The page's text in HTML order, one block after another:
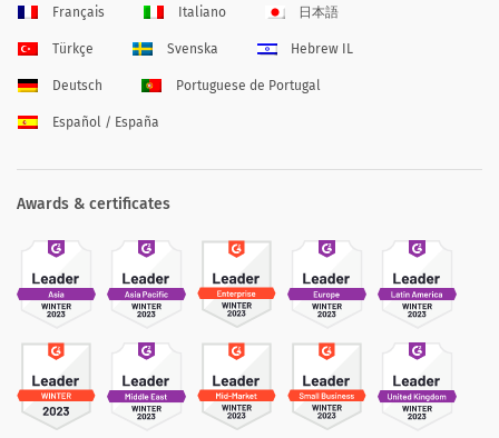
Français Italiano 日本語
Türkçe Svenska Hebrew IL
Deutsch Portuguese de Portugal
Español / España
Awards & certificates